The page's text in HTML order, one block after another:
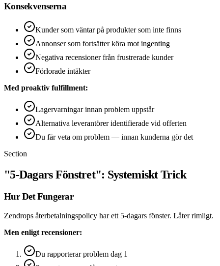
Konsekvenserna
Kunder som väntar på produkter som inte finns
Annonser som fortsätter köra mot ingenting
Negativa recensioner från frustrerade kunder
Förlorade intäkter
Med proaktiv fulfillment:
Lagervarningar innan problem uppstår
Alternativa leverantörer identifierade vid offerten
Du får veta om problem — innan kunderna gör det
Section
"5-Dagars Fönstret": Systemiskt Trick
Hur Det Fungerar
Zendrops återbetalningspolicy har ett 5-dagars fönster. Låter rimligt.
Men enligt recensioner:
Du rapporterar problem dag 1